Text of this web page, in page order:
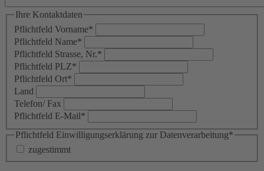
Ihre Kontaktdaten
Pflichtfeld Vorname*
Pflichtfeld Name*
Pflichtfeld Strasse, Nr.*
Pflichtfeld PLZ*
Pflichtfeld Ort*
Land
Telefon/ Fax
Pflichtfeld E-Mail*
Pflichtfeld Einwilligungserklärung zur Datenverarbeitung*
zugestimmt